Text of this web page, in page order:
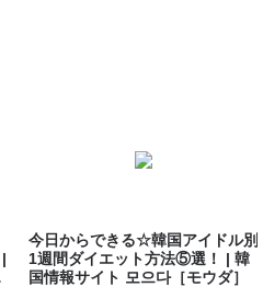
今日からできる☆韓国アイドル別
1週間ダイエット方法⑤選！ | 韓
国情報サイト 모으다［モウダ］